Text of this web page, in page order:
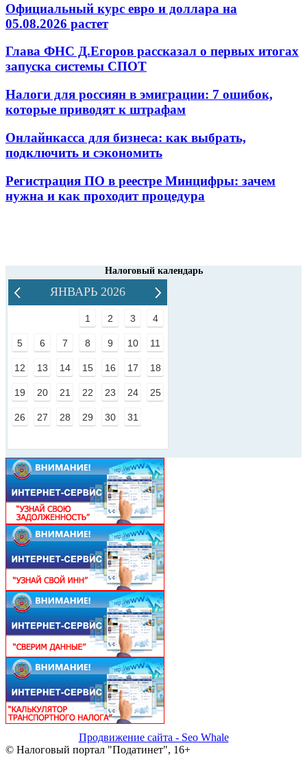
Официальный курс евро и доллара на
05.08.2026 растет
Глава ФНС Д.Егоров рассказал о первых итогах
запуска системы СПОТ
Налоги для россиян в эмиграции: 7 ошибок,
которые приводят к штрафам
Онлайнкасса для бизнеса: как выбрать,
подключить и сэкономить
Регистрация ПО в реестре Минцифры: зачем
нужна и как проходит процедура
Налоговый календарь
ЯНВАРЬ 2026
1 2 3 4
5 6 7 8 9 10 11
12 13 14 15 16 17 18
19 20 21 22 23 24 25
26 27 28 29 30 31
Продвижение сайта - Seo Whale
© Налоговый портал "Податинет", 16+